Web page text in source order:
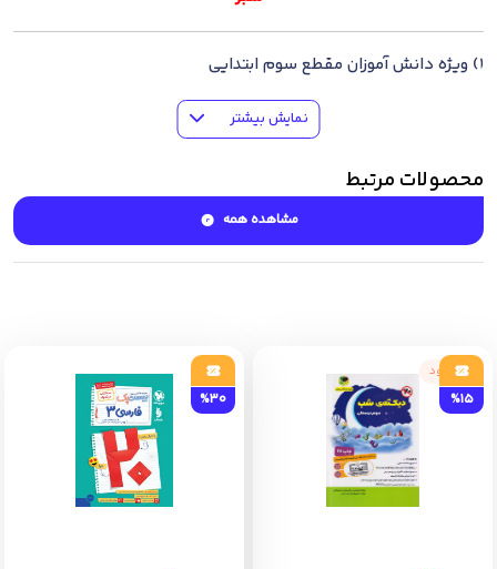
1) ویژه دانش آموزان مقطع سوم ابتدایی
5) چاپ تمام رنگی و استفاده از تصاویر جذاب
7) ارائه آزمون های میان نوبت و پایان نوبت مدارس
نمایش بیشتر
محصولات مرتبط
مشاهده همه
ناموجود
%15
%30